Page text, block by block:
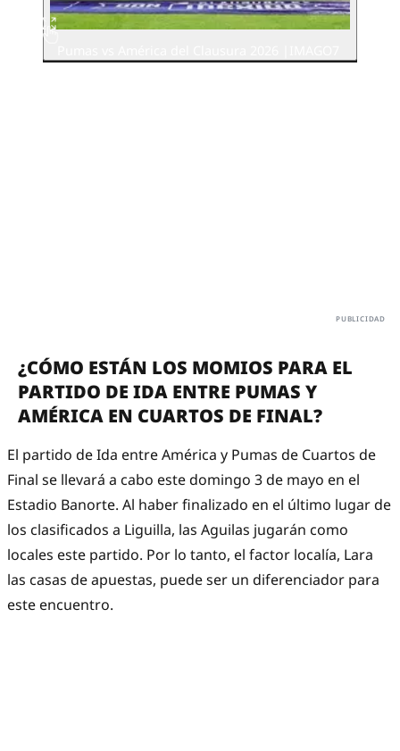
¿CÓMO ESTÁN LOS MOMIOS PARA EL
PARTIDO DE IDA ENTRE PUMAS Y
AMÉRICA EN CUARTOS DE FINAL?
El partido de Ida entre América y Pumas de Cuartos de
Final se llevará a cabo este domingo 3 de mayo en el
Estadio Banorte. Al haber finalizado en el último lugar de
los clasificados a Liguilla, las Aguilas jugarán como
locales este partido. Por lo tanto, el factor localía, Lara
las casas de apuestas, puede ser un diferenciador para
este encuentro.